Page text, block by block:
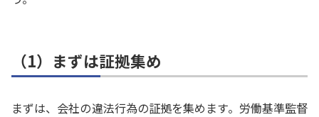
（1）まずは証拠集め
まずは、会社の違法行為の証拠を集めます。労働基準監督